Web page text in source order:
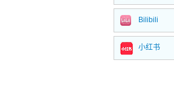
Bilibili
小红书